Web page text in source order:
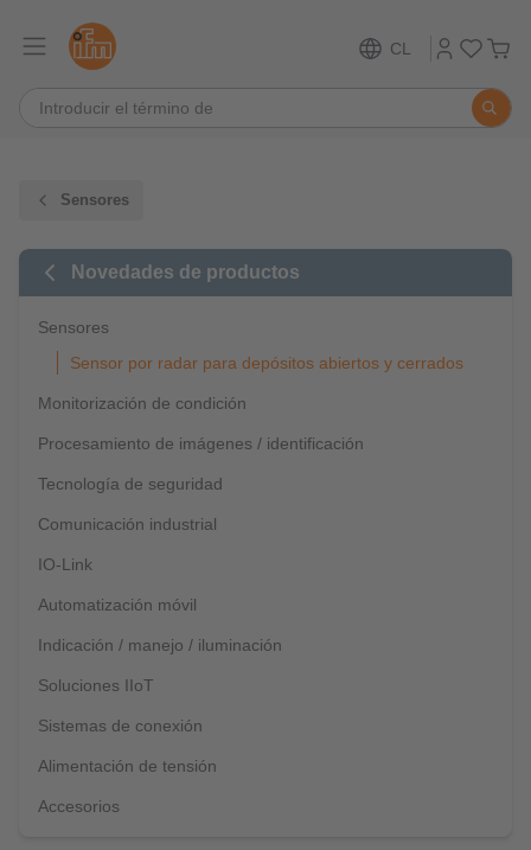
CL
Sensores
Novedades de productos
Sensores
Sensor por radar para depósitos abiertos y cerrados
Monitorización de condición
Procesamiento de imágenes / identificación
Tecnología de seguridad
Comunicación industrial
IO-Link
Automatización móvil
Indicación / manejo / iluminación
Soluciones IIoT
Sistemas de conexión
Alimentación de tensión
Accesorios